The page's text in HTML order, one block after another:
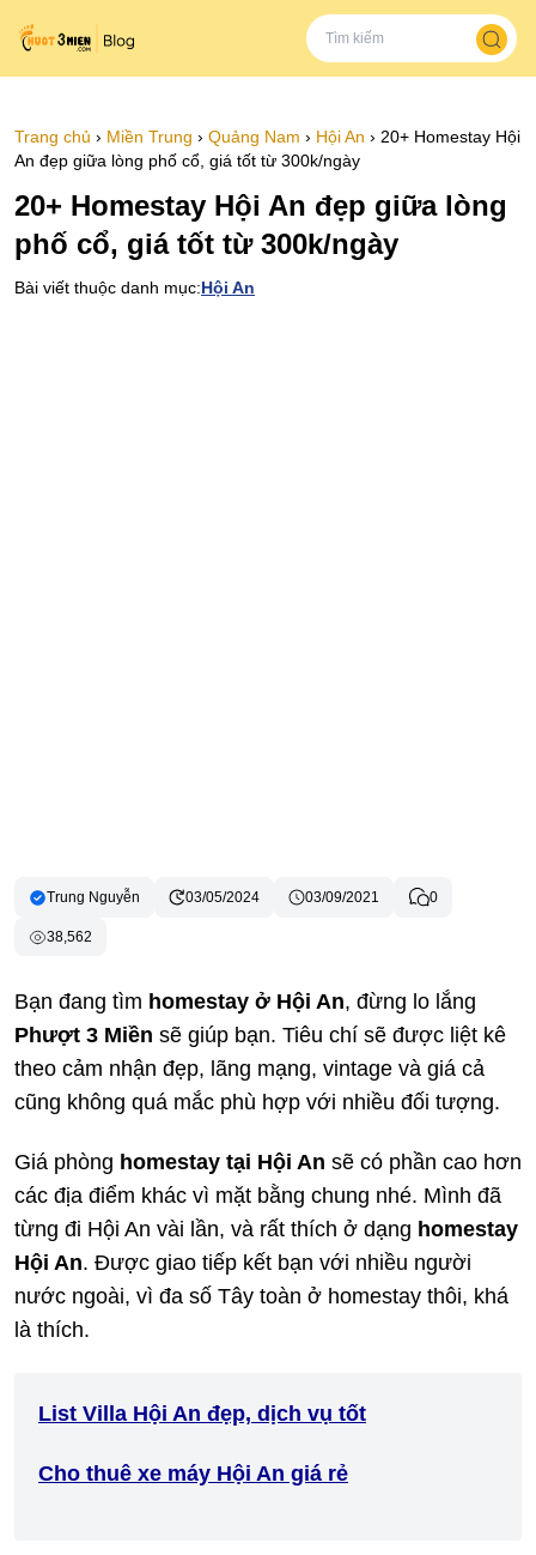
Trang chủ › Miền Trung › Quảng Nam › Hội An › 20+ Homestay Hội
An đẹp giữa lòng phố cổ, giá tốt từ 300k/ngày
20+ Homestay Hội An đẹp giữa lòng
phố cổ, giá tốt từ 300k/ngày
Bài viết thuộc danh mục:Hội An
Trung Nguyễn 03/05/2024 03/09/2021 0
38,562
Bạn đang tìm homestay ở Hội An, đừng lo lắng
Phượt 3 Miền sẽ giúp bạn. Tiêu chí sẽ được liệt kê
theo cảm nhận đẹp, lãng mạng, vintage và giá cả
cũng không quá mắc phù hợp với nhiều đối tượng.
Giá phòng homestay tại Hội An sẽ có phần cao hơn
các địa điểm khác vì mặt bằng chung nhé. Mình đã
từng đi Hội An vài lần, và rất thích ở dạng homestay
Hội An. Được giao tiếp kết bạn với nhiều người
nước ngoài, vì đa số Tây toàn ở homestay thôi, khá
là thích.
List Villa Hội An đẹp, dịch vụ tốt
Cho thuê xe máy Hội An giá rẻ